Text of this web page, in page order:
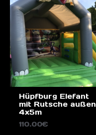
Hüpfburg Elefant
mit Rutsche außen
4x5m
110.00€